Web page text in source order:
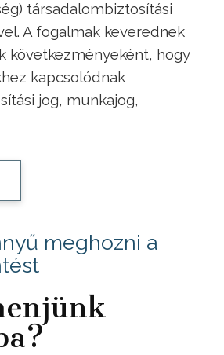
társadalombiztosítási
A fogalmak keverednek
következményeként, hogy
kapcsolódnak
jog, munkajog,
meghozni a